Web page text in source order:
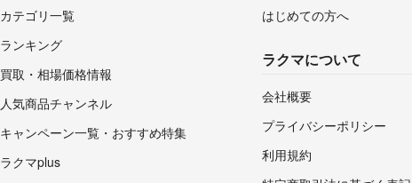
カテゴリ一覧
ランキング
買取・相場価格情報
人気商品チャンネル
キャンペーン一覧・おすすめ特集
ラクマplus
はじめての方へ
ラクマについて
会社概要
プライバシーポリシー
利用規約